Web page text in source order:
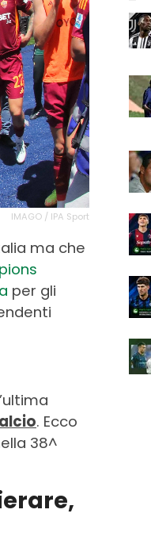
IMAGO / IPA Sport
ma che
per gli
. Ecco
38^